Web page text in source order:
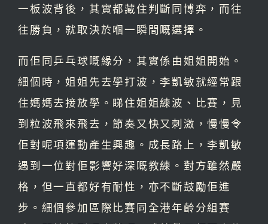
一板波背後，其實都藏住判斷同博弈，而往
往勝負，就取決於嗰一瞬間嘅選擇。
而佢同乒乓球嘅緣分，其實係由姐姐開始。
細個時，姐姐先去學打波，李凱敏就經常跟
住媽媽去接放學。睇住姐姐練波、比賽，見
到粒波飛來飛去，節奏又快又刺激，慢慢令
佢對呢項運動產生興趣。成長路上，李凱敏
遇到一位對佢影響好深嘅教練。對方雖然嚴
格，但一直都好有耐性，亦不斷鼓勵佢進
步。細個參加區際比賽同全港年齡分組賽